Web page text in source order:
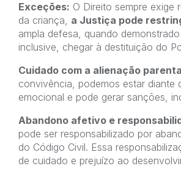
Exceções: O Direito sempre exige
da criança, a Justiça pode
ampla defesa, quando
inclusive, chegar à destituição do
Cuidado com a alienação
convivência, podemos estar diante
emocional e pode gerar sanções,
Abandono afetivo e
pode ser responsabilizado por
do Código Civil. Essa
de cuidado e prejuízo ao